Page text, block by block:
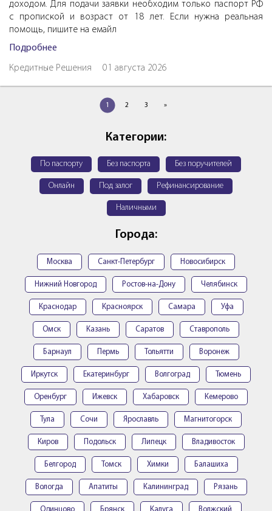
доходом. Для подачи заявки необходим только паспорт РФ
с пропиской и возраст от 18 лет. Если нужна реальная
помощь, пишите на емайл
Подробнее
Кредитные Решения 01 августа 2026
1 2 3 »
Категории:
По паспорту Без паспорта Без поручителей
Онлайн Под залог Рефинансирование
Наличными
Города:
Москва Санкт-Петербург Новосибирск
Нижний Новгород Ростов-на-Дону Челябинск
Краснодар Красноярск Самара Уфа
Омск Казань Саратов Ставрополь
Барнаул Пермь Тольятти Воронеж
Иркутск Екатеринбург Волгоград Тюмень
Оренбург Ижевск Хабаровск Кемерово
Тула Сочи Ярославль Магнитогорск
Киров Подольск Липецк Владивосток
Белгород Томск Химки Балашиха
Вологда Апатиты Калининград Рязань